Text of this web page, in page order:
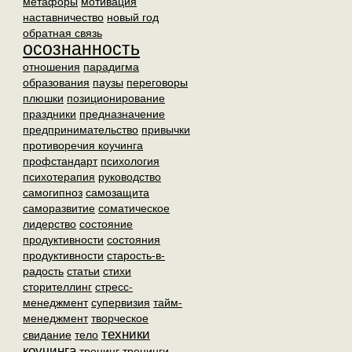
наставничество новый год
обратная связь
осознанность
отношения парадигма
образования паузы переговоры
плюшки позиционирование
праздники предназначение
предпринимательство привычки
противоречия коучинга
профстандарт психология
психотерапия руководство
самогипноз самозащита
саморазвитие соматическое
лидерство состояние
продуктивности состояния
продуктивности старость-в-
радость статьи стихи
сторителлинг стресс-
менеджмент супервизия тайм-
менеджмент творческое
свидание тело техники